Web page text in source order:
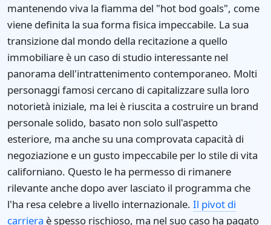
mantenendo viva la fiamma del "hot bod goals", come
viene definita la sua forma fisica impeccabile. La sua
transizione dal mondo della recitazione a quello
immobiliare è un caso di studio interessante nel
panorama dell'intrattenimento contemporaneo. Molti
personaggi famosi cercano di capitalizzare sulla loro
notorietà iniziale, ma lei è riuscita a costruire un brand
personale solido, basato non solo sull'aspetto
esteriore, ma anche su una comprovata capacità di
negoziazione e un gusto impeccabile per lo stile di vita
californiano. Questo le ha permesso di rimanere
rilevante anche dopo aver lasciato il programma che
l'ha resa celebre a livello internazionale. Il pivot di
carriera è spesso rischioso, ma nel suo caso ha pagato